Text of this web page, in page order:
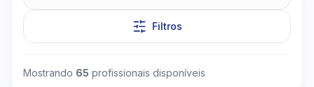
Clique para assistir
Filtros
Mostrando 65 profissionais disponíveis